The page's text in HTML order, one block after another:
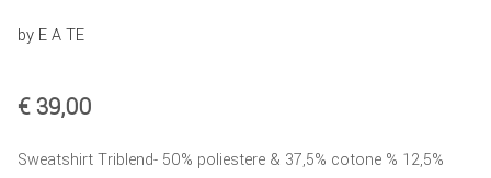
by E A TE
€39,00
Sweatshirt Triblend- 50% poliestere & 37,5% cotone % 12,5%